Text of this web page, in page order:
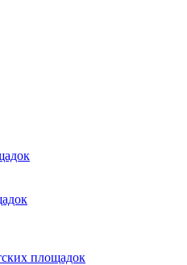
площадок